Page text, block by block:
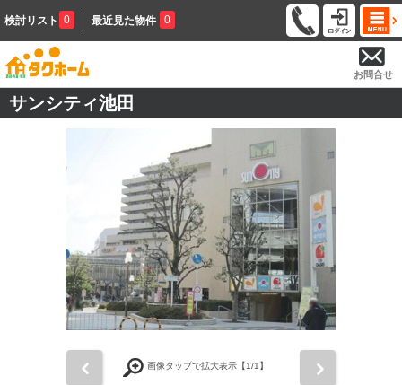
検討リスト 0 最近見た物件 0
お問合せ
サンシティ池田
画像タップで拡大表示【1/1】